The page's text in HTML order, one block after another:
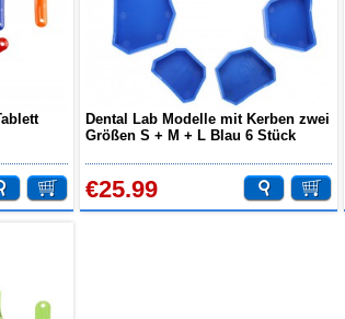
Dental Lab Modelle mit Kerben zwei
Größen S + M + L Blau 6 Stück
€25.99